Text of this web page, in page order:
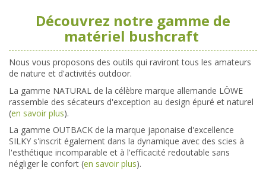
Découvrez notre gamme de
matériel bushcraft
Nous vous proposons des outils qui raviront tous les amateurs
de nature et d'activités outdoor.
La gamme NATURAL de la célèbre marque allemande LÖWE
rassemble des sécateurs d'exception au design épuré et naturel
(en savoir plus).
La gamme OUTBACK de la marque japonaise d'excellence
SILKY s'inscrit également dans la dynamique avec des scies à
l'esthétique incomparable et à l'efficacité redoutable sans
négliger le confort (en savoir plus).